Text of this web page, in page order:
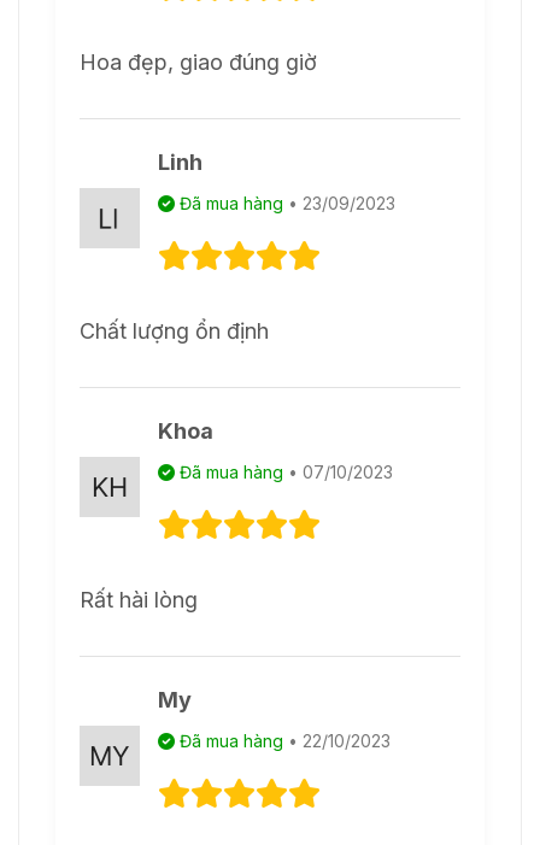
Hoa đẹp, giao đúng giờ
Linh
Đã mua hàng • 23/09/2023
Chất lượng ổn định
Khoa
Đã mua hàng • 07/10/2023
Rất hài lòng
My
Đã mua hàng • 22/10/2023